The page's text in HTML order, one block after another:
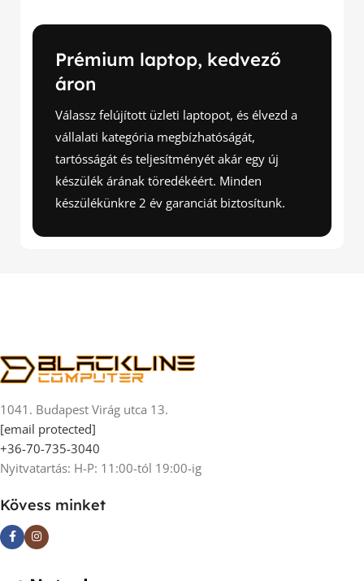
Prémium laptop, kedvező
áron
Válassz felújított üzleti laptopot, és élvezd a
vállalati kategória megbízhatóságát,
tartósságát és teljesítményét akár egy új
készülék árának töredékéért. Minden
készülékünkre 2 év garanciát biztosítunk.
1041. Budapest Virág utca 13.
[email protected]
+36-70-735-3040
Nyitvatartás: H-P: 11:00-tól 19:00-ig
Kövess minket